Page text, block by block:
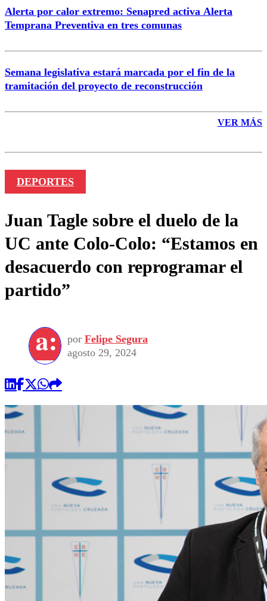
Alerta por calor extremo: Senapred activa Alerta
Temprana Preventiva en tres comunas
Semana legislativa estará marcada por el fin de la
tramitación del proyecto de reconstrucción
VER MÁS
DEPORTES
Juan Tagle sobre el duelo de la
UC ante Colo-Colo: “Estamos en
desacuerdo con reprogramar el
partido”
por Felipe Segura
agosto 29, 2024